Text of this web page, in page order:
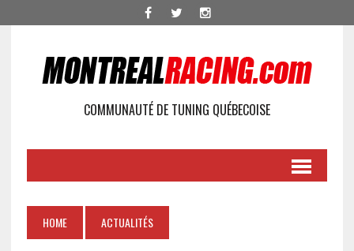
COMMUNAUTÉ DE TUNING QUÉBECOISE
HOME ACTUALITÉS